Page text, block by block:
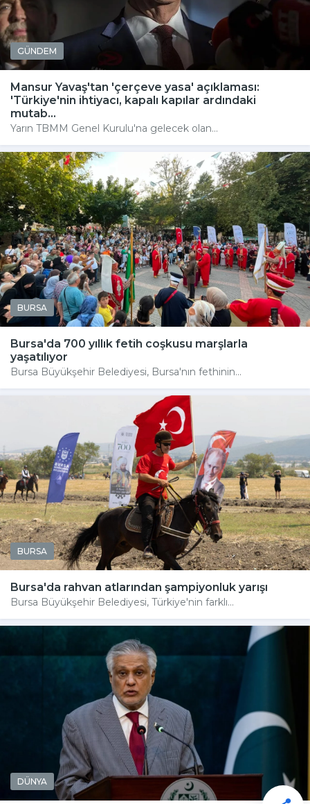
GÜNDEM
Mansur Yavaş'tan 'çerçeve yasa' açıklaması:
'Türkiye'nin ihtiyacı, kapalı kapılar ardındaki
mutab...
Yarın TBMM Genel Kurulu'na gelecek olan...
BURSA
Bursa'da 700 yıllık fetih coşkusu marşlarla
yaşatılıyor
Bursa Büyükşehir Belediyesi, Bursa'nın fethinin...
BURSA
Bursa'da rahvan atlarından şampiyonluk yarışı
Bursa Büyükşehir Belediyesi, Türkiye'nin farklı...
DÜNYA